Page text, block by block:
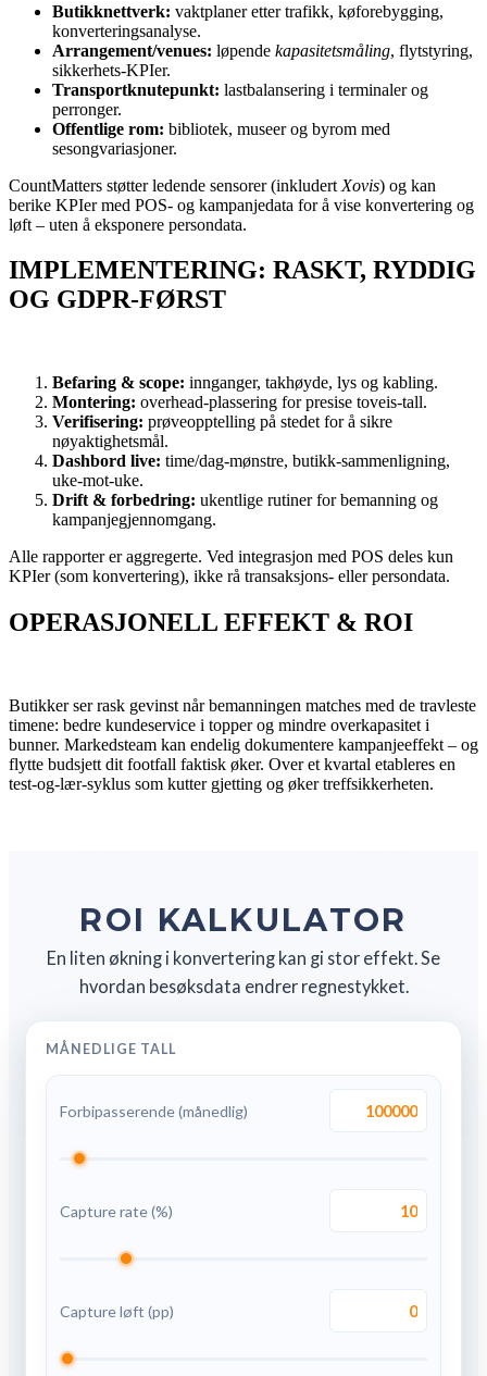
Butikknettverk: vaktplaner etter trafikk, køforebygging,
konverteringsanalyse.
Arrangement/venues: løpende kapasitetsmåling, flytstyring,
sikkerhets-KPIer.
Transportknutepunkt: lastbalansering i terminaler og
perronger.
Offentlige rom: bibliotek, museer og byrom med
sesongvariasjoner.
CountMatters støtter ledende sensorer (inkludert Xovis) og kan
berike KPIer med POS- og kampanjedata for å vise konvertering og
løft – uten å eksponere persondata.
IMPLEMENTERING: RASKT, RYDDIG
OG GDPR-FØRST
Befaring & scope: innganger, takhøyde, lys og kabling.
Montering: overhead-plassering for presise toveis-tall.
Verifisering: prøveopptelling på stedet for å sikre
nøyaktighetsmål.
Dashbord live: time/dag-mønstre, butikk-sammenligning,
uke-mot-uke.
Drift & forbedring: ukentlige rutiner for bemanning og
kampanjegjennomgang.
Alle rapporter er aggregerte. Ved integrasjon med POS deles kun
KPIer (som konvertering), ikke rå transaksjons- eller persondata.
OPERASJONELL EFFEKT & ROI
Butikker ser rask gevinst når bemanningen matches med de travleste
timene: bedre kundeservice i topper og mindre overkapasitet i
bunner. Markedsteam kan endelig dokumentere kampanjeeffekt – og
flytte budsjett dit footfall faktisk øker. Over et kvartal etableres en
test-og-lær-syklus som kutter gjetting og øker treffsikkerheten.
ROI KALKULATOR
En liten økning i konvertering kan gi stor effekt. Se
hvordan besøksdata endrer regnestykket.
MÅNEDLIGE TALL
Forbipasserende (månedlig)
Capture rate (%)
Capture løft (pp)